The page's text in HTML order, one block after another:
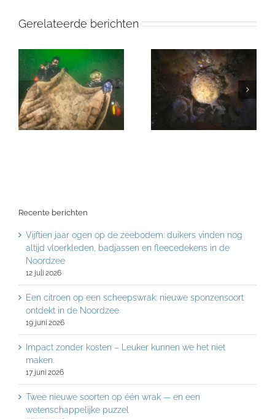
Gerelateerde berichten
Recente berichten
Vijftien jaar ogen op de zeebodem: duikers vinden nog
altijd vloerkleden, badjassen en fleecedekens in de
Noordzee
12 juli 2026
Een citroen op een scheepswrak: nieuwe sponzensoort
ontdekt in de Noordzee
19 juni 2026
Impact zonder kosten – Leuker kunnen we het niet
maken.
17 juni 2026
Twee nieuwe soorten op één wrak — en een
wetenschappelijke puzzel